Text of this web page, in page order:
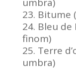
umbra)
23. Bitume
24. Bleu de
finom)
25. Terre
umbra)